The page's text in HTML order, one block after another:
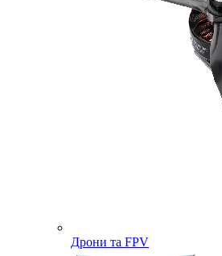
Дрони та FPV